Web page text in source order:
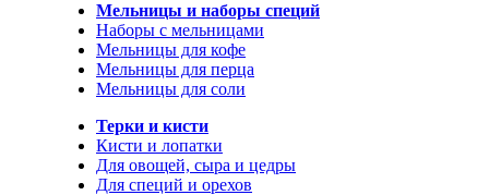
Мельницы и наборы специй
Наборы с мельницами
Мельницы для кофе
Мельницы для перца
Мельницы для соли
Терки и кисти
Кисти и лопатки
Для овощей, сыра и цедры
Для специй и орехов